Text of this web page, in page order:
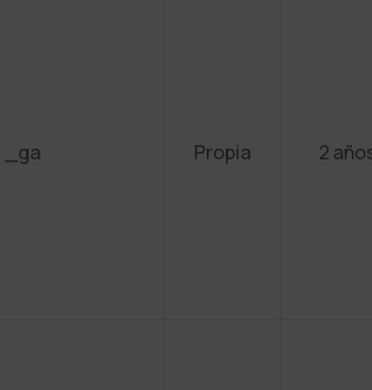
_ga Propia 2